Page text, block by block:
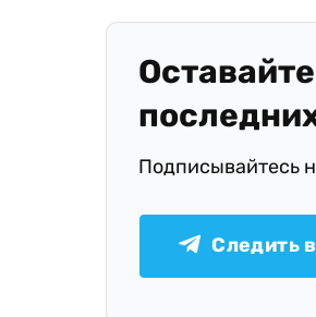
Подписывайтесь
Следить